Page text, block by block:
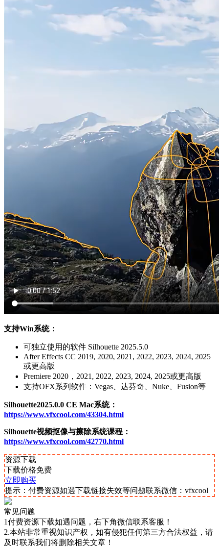
支持Win系统：
可独立使用的软件 Silhouette 2025.5.0
After Effects CC 2019, 2020, 2021, 2022, 2023, 2024, 2025
或更高版
Premiere 2020，2021, 2022, 2023, 2024, 2025或更高版
支持OFX系列软件：Vegas、达芬奇、Nuke、Fusion等
Silhouette2025.0.0 CE Mac系统：
https://www.vfxcool.com/43304.html
Silhouette视频抠像与擦除系统课程：
https://www.vfxcool.com/42770.html
资源下载
下载价格免费
立即购买
提示：付费资源如遇下载链接失效等问题联系微信：vfxcool
常见问题
1付费资源下载如遇问题，右下角微信联系客服！
2.本站非常重视知识产权，如有侵犯任何第三方合法权益，请
及时联系我们将删除相关文章！